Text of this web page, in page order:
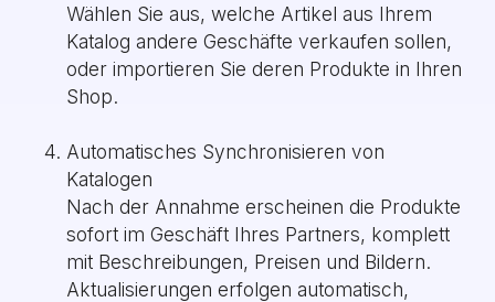
Wählen Sie aus, welche Artikel aus Ihrem
Katalog andere Geschäfte verkaufen sollen,
oder importieren Sie deren Produkte in Ihren
Shop.
Automatisches Synchronisieren von
Katalogen
Nach der Annahme erscheinen die Produkte
sofort im Geschäft Ihres Partners, komplett
mit Beschreibungen, Preisen und Bildern.
Aktualisierungen erfolgen automatisch,